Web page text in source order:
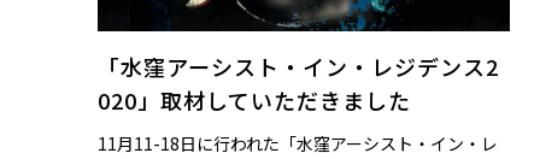
「水窪アーシスト・イン・レジデンス2
020」取材していただきました
11月11-18日に行われた「水窪アーシスト・イン・レ